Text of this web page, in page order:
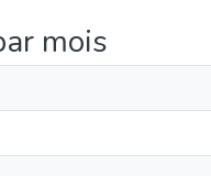
mois